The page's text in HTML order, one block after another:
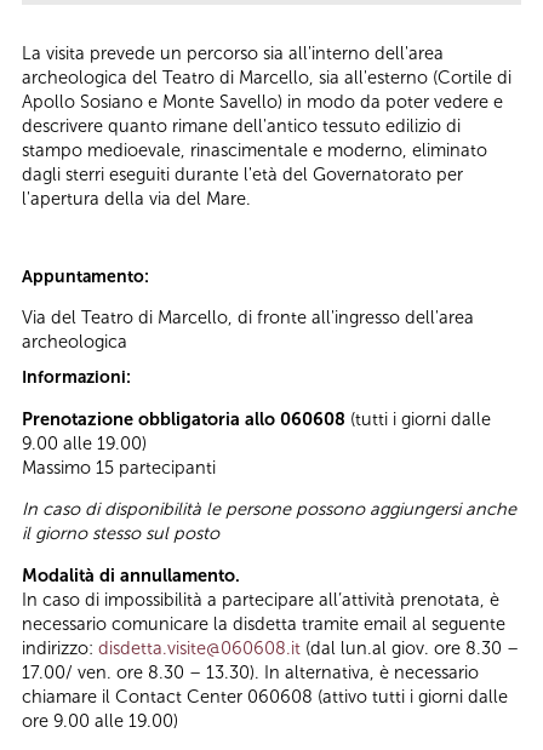
La visita prevede un percorso sia all'interno dell'area
archeologica del Teatro di Marcello, sia all'esterno (Cortile di
Apollo Sosiano e Monte Savello) in modo da poter vedere e
descrivere quanto rimane dell'antico tessuto edilizio di
stampo medioevale, rinascimentale e moderno, eliminato
dagli sterri eseguiti durante l'età del Governatorato per
l'apertura della via del Mare.
Appuntamento:
Via del Teatro di Marcello, di fronte all'ingresso dell'area
archeologica
Informazioni:
Prenotazione obbligatoria allo 060608 (tutti i giorni dalle
9.00 alle 19.00)
Massimo 15 partecipanti
In caso di disponibilità le persone possono aggiungersi anche
il giorno stesso sul posto
Modalità di annullamento.
In caso di impossibilità a partecipare all’attività prenotata, è
necessario comunicare la disdetta tramite email al seguente
indirizzo: disdetta.visite@060608.it (dal lun.al giov. ore 8.30 –
17.00/ ven. ore 8.30 – 13.30). In alternativa, è necessario
chiamare il Contact Center 060608 (attivo tutti i giorni dalle
ore 9.00 alle 19.00)